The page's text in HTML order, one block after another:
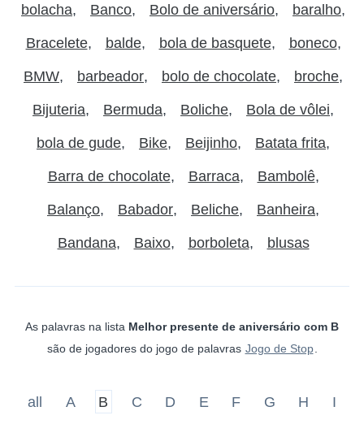
bolacha Banco Bolo de aniversário baralho
Bracelete balde bola de basquete boneco
BMW barbeador bolo de chocolate broche
Bijuteria Bermuda Boliche Bola de vôlei
bola de gude Bike Beijinho Batata frita
Barra de chocolate Barraca Bambolê
Balanço Babador Beliche Banheira
Bandana Baixo borboleta blusas
As palavras na lista Melhor presente de aniversário com B
são de jogadores do jogo de palavras Jogo de Stop
all A B C D E F G H I